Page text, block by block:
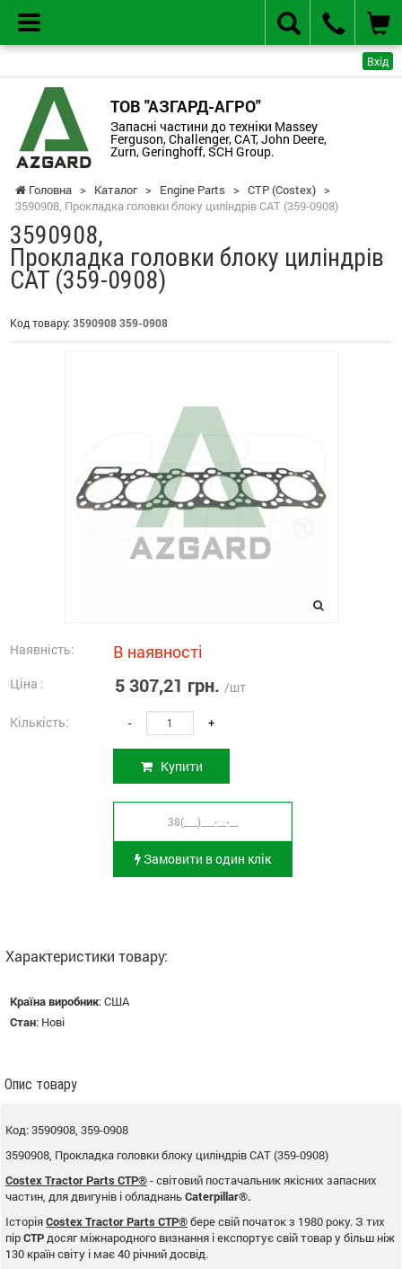
Вхід
ТОВ "АЗГАРД-АГРО"
Запасні частини до техніки Massey
Ferguson, Challenger, CAT, John Deere,
Zurn, Geringhoff, SCH Group.
Головна > Каталог > Engine Parts > CTP (Costex) >
3590908, Прокладка головки блоку циліндрів CAT (359-0908)
3590908,
Прокладка головки блоку циліндрів
CAT (359-0908)
Код товару: 3590908 359-0908
Наявність: В наявності
Ціна : 5 307,21 грн. /шт
Кількість: - +
Купити
Замовити в один клік
Характеристики товару:
Країна виробник:США
Стан: Нові
Опис товару
Код: 3590908, 359-0908
3590908, Прокладка головки блоку циліндрів CAT (359-0908)
Costex Tractor Parts CTP®- світовий постачальник якісних запасних
частин, для двигунів і обладнаньCaterpillar®.
ІсторіяCostex Tractor Parts CTP®бере свій початок з 1980 року. З тих
пірCTP досяг міжнародного визнання і експортує свій товар у більш ніж
130 країн світу і має 40 річний досвід.